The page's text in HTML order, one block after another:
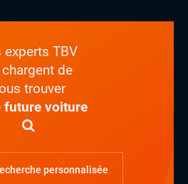
experts TBV
de
trouver
future voiture
personnalisée